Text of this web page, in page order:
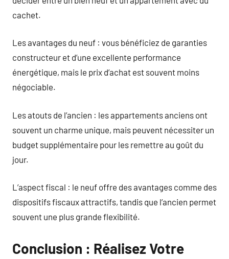
cachet.
Les avantages du neuf : vous bénéficiez de garanties
constructeur et d’une excellente performance
énergétique, mais le prix d’achat est souvent moins
négociable.
Les atouts de l’ancien : les appartements anciens ont
souvent un charme unique, mais peuvent nécessiter un
budget supplémentaire pour les remettre au goût du
jour.
L’aspect fiscal : le neuf offre des avantages comme des
dispositifs fiscaux attractifs, tandis que l’ancien permet
souvent une plus grande flexibilité.
Conclusion : Réalisez Votre